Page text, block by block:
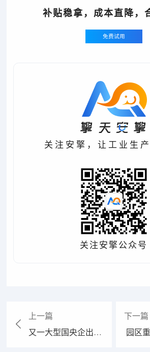
补贴稳拿，成本直降，
免费试用
关注安擎，让工业生
关注安擎公众号
上一篇
又一大型国央企出
下一篇
园区